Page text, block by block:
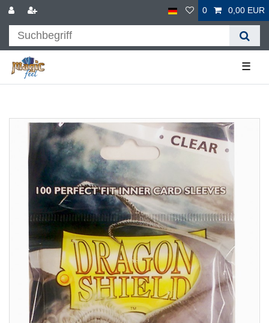
0 0,00 EUR
☰